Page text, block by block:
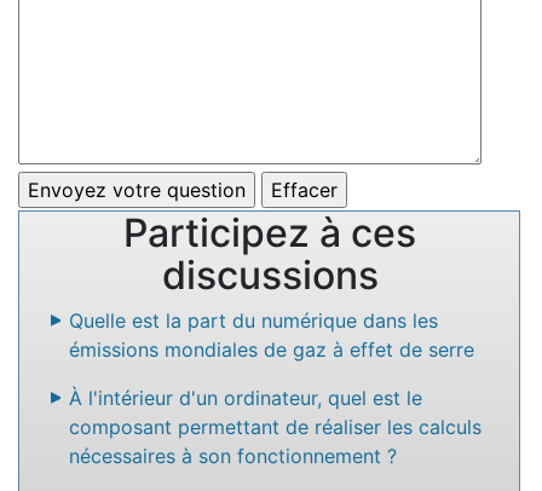
Participez à ces
discussions
Quelle est la part du numérique dans les
émissions mondiales de gaz à effet de serre
À l'intérieur d'un ordinateur, quel est le
composant permettant de réaliser les calculs
nécessaires à son fonctionnement ?